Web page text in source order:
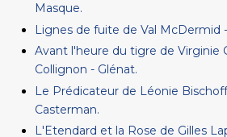
Masque.
Lignes de fuite de Val McDermid
Avant l'heure du tigre de Virginie
Collignon - Glénat.
Le Prédicateur de Léonie
Casterman.
L'Etendard et la Rose de Gilles